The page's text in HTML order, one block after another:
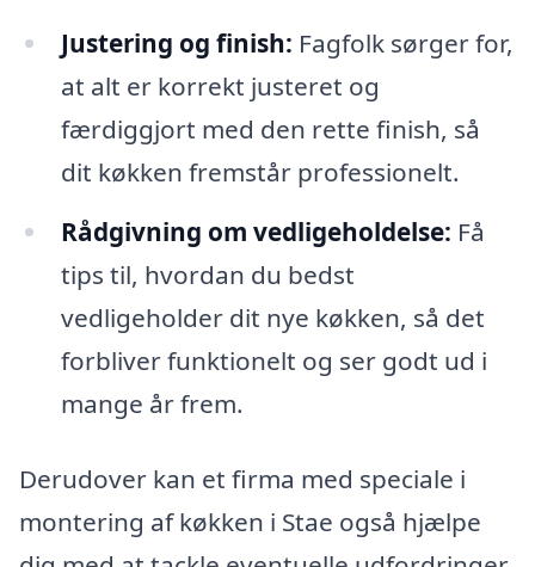
Justering og finish: Fagfolk sørger for,
at alt er korrekt justeret og
færdiggjort med den rette finish, så
dit køkken fremstår professionelt.
Rådgivning om vedligeholdelse: Få
tips til, hvordan du bedst
vedligeholder dit nye køkken, så det
forbliver funktionelt og ser godt ud i
mange år frem.
Derudover kan et firma med speciale i
montering af køkken i Stae også hjælpe